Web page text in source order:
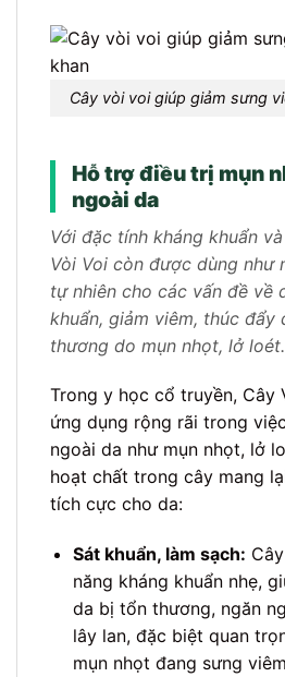
Cây vòi voi giúp giảm sưng
Hỗ trợ điều trị mụn
ngoài da
Với đặc tính kháng khuẩn
Vòi Voi còn được dùng như
tự nhiên cho các vấn đề về
khuẩn, giảm viêm, thúc đẩy
thương do mụn nhọt, lở loét.
Trong y học cổ truyền, Cây
ứng dụng rộng rãi trong
ngoài da như mụn nhọt, lở
hoạt chất trong cây mang
tích cực cho da:
Sát khuẩn, làm sạch:
năng kháng khuẩn nhẹ,
da bị tổn thương, ngăn
lây lan, đặc biệt quan
mụn nhọt đang sưng